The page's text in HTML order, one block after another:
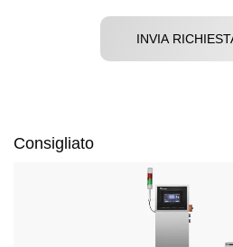
INVIA
Consigliato